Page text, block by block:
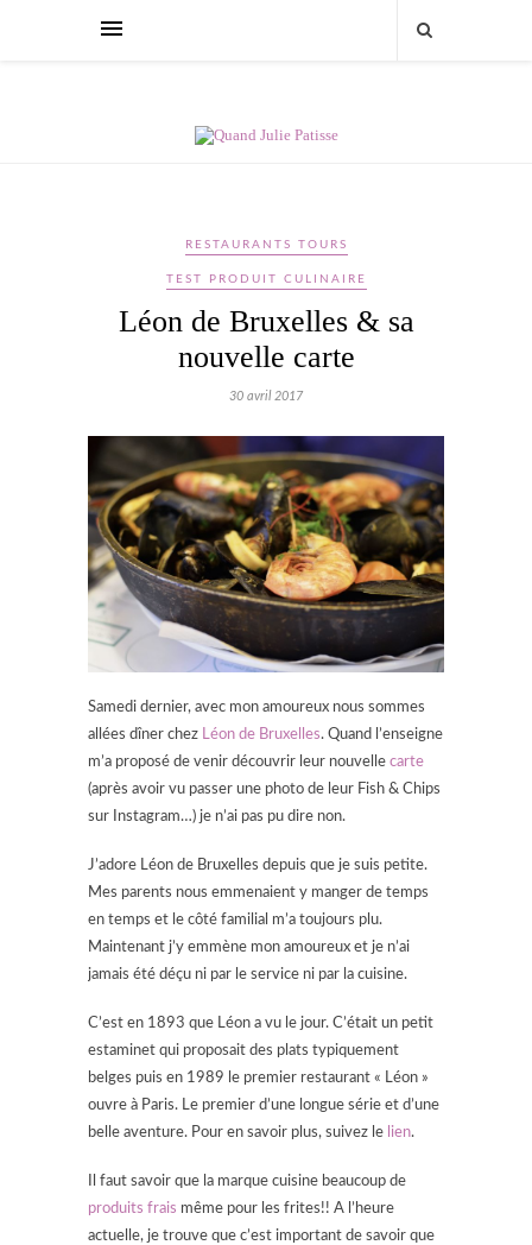
RESTAURANTS TOURS
TEST PRODUIT CULINAIRE
Léon de Bruxelles & sa
nouvelle carte
30 avril 2017
Samedi dernier, avec mon amoureux nous sommes
allées dîner chez Léon de Bruxelles. Quand l’enseigne
m’a proposé de venir découvrir leur nouvelle carte
(après avoir vu passer une photo de leur Fish & Chips
sur Instagram…) je n’ai pas pu dire non.
J’adore Léon de Bruxelles depuis que je suis petite.
Mes parents nous emmenaient y manger de temps
en temps et le côté familial m’a toujours plu.
Maintenant j’y emmène mon amoureux et je n’ai
jamais été déçu ni par le service ni par la cuisine.
C’est en 1893 que Léon a vu le jour. C’était un petit
estaminet qui proposait des plats typiquement
belges puis en 1989 le premier restaurant « Léon »
ouvre à Paris. Le premier d’une longue série et d’une
belle aventure. Pour en savoir plus, suivez le lien.
Il faut savoir que la marque cuisine beaucoup de
produits frais même pour les frites!! A l’heure
actuelle, je trouve que c’est important de savoir que